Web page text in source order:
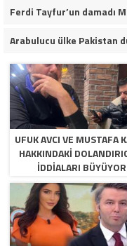
Ferdi Tayfur’un damadı
Arabulucu ülke Pakistan
UFUK AVCI VE MUSTAFA
HAKKINDAKI
İDDIALARI BÜYÜYOR